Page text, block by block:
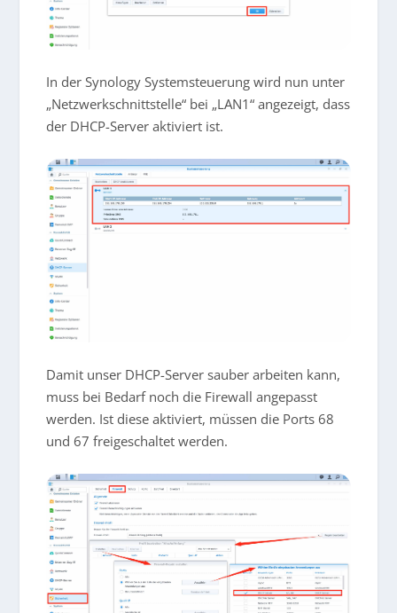
In der Synology Systemsteuerung wird nun unter
„Netzwerkschnittstelle“ bei „LAN1“ angezeigt, dass
der DHCP-Server aktiviert ist.
Damit unser DHCP-Server sauber arbeiten kann,
muss bei Bedarf noch die Firewall angepasst
werden. Ist diese aktiviert, müssen die Ports 68
und 67 freigeschaltet werden.